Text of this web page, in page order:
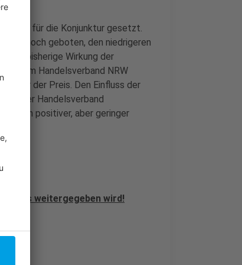
für die Konjunktur gesetzt.
dennoch geboten, den niedrigeren
die bisherige Wirkung der
vom Handelsverband NRW
nur der Preis. Den Einfluss der
der Handelsverband
sei ein positiver, aber geringer
weitergegeben wird!